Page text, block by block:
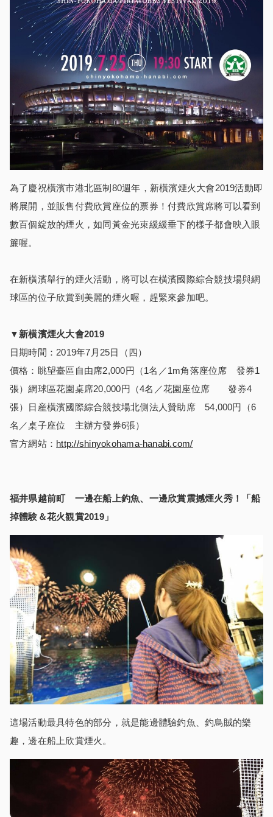
為了慶祝橫濱市港北區制80週年，新橫濱煙火大會2019活動即
將展開，並販售付費欣賞座位的票券！付費欣賞席將可以看到
數百個綻放的煙火，如同黃金光束緩緩垂下的樣子都會映入眼
簾喔。
在新橫濱舉行的煙火活動，將可以在橫濱國際綜合競技場與網
球區的位子欣賞到美麗的煙火喔，趕緊來參加吧。
▼新横濱煙火大會2019
日期時間：2019年7月25日（四）
價格：眺望臺區自由席2,000円（1名／1m角落座位席 發券1
張）網球區花園桌席20,000円（4名／花園座位席 發券4
張）日産橫濱國際綜合競技場北側法人贊助席 54,000円（6
名／桌子座位 主辦方發券6張）
官方網站： http://shinyokohama-hanabi.com/
福井県越前町 一邊在船上釣魚、一邊欣賞震撼煙火秀！「船
掉體験＆花火観賞2019」
這場活動最具特色的部分，就是能邊體驗釣魚、釣烏賊的樂
趣，邊在船上欣賞煙火。